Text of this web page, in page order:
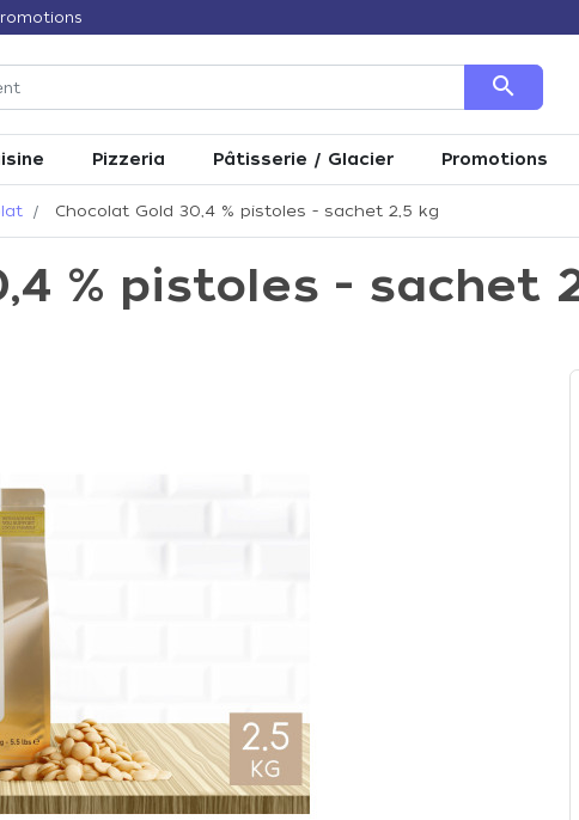
search
Pizzeria Pâtisserie / Glacier Promotions
Chocolat Gold 30,4 % pistoles - sachet 2,5 kg
% pistoles - sachet